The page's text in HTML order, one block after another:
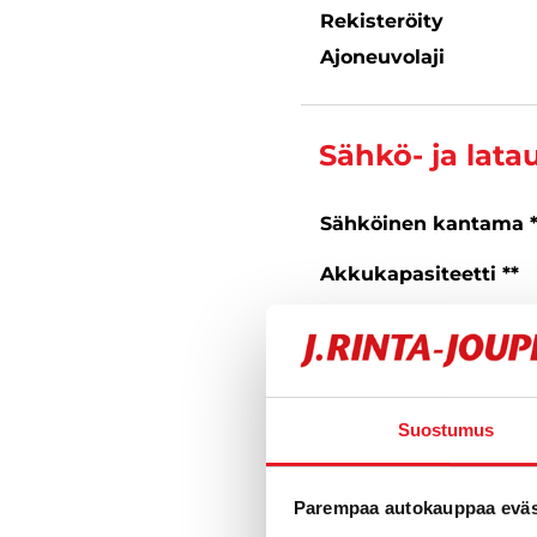
Suostumus
Parempaa autokauppaa
Rekisteröity
Ajoneuvolaji
Sähkö- ja
Sähköinen kantama
Akkukapasiteetti **
Latausliitäntä
toimintamatka-arvot